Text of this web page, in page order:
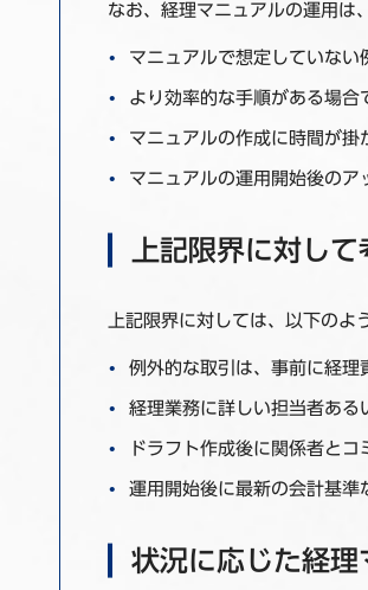
なお、経理マニュアルの運用は
マニュアルで想定していない
より効率的な手順がある場合
マニュアルの作成に時間が掛
マニュアルの運用開始後のア
上記限界に対し
上記限界に対しては、以下のよ
例外的な取引は、事前に経理
経理業務に詳しい担当者ある
ドラフト作成後に関係者と
運用開始後に最新の会計基準
状況に応じた経